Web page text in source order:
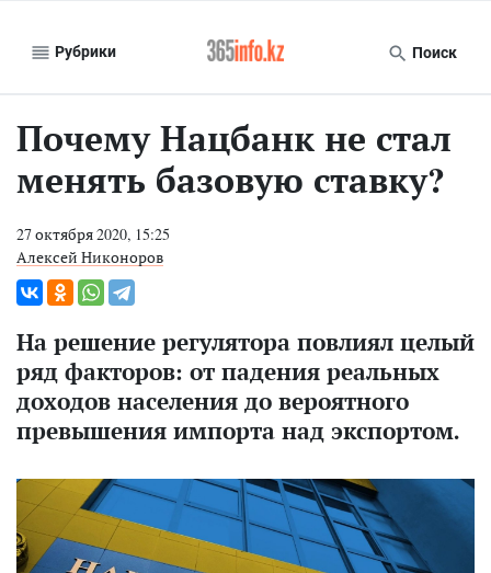
Рубрики Поиск
Почему Нацбанк не стал
менять базовую ставку?
27 октября 2020, 15:25
Алексей Никоноров
На решение регулятора повлиял целый
ряд факторов: от падения реальных
доходов населения до вероятного
превышения импорта над экспортом.